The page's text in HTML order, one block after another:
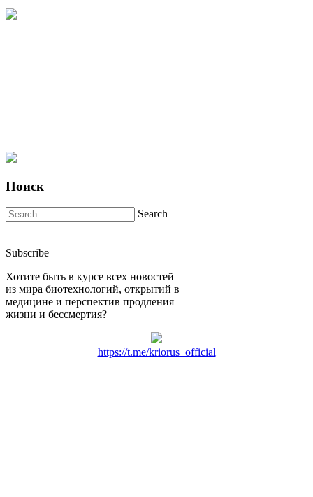
Поиск
Search
Subscribe
Хотите быть в курсе всех новостей
из мира биотехнологий, открытий в
медицине и перспектив продления
жизни и бессмертия?
https://t.me/kriorus_official